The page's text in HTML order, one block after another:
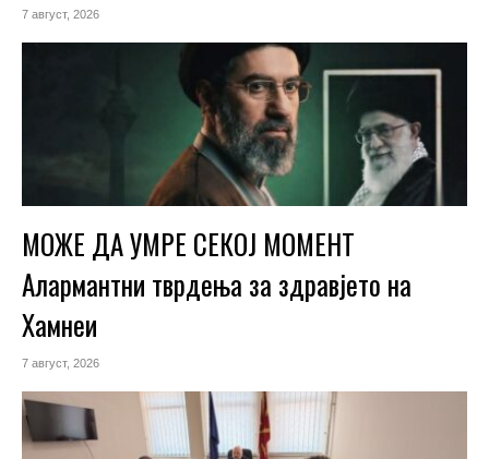
7 август, 2026
МОЖЕ ДА УМРЕ СЕКОЈ МОМЕНТ
Алармантни тврдења за здравјето на
Хамнеи
7 август, 2026